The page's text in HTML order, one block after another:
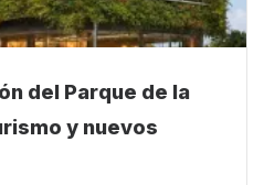
del Parque de la